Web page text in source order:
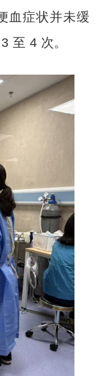
血症状并未缓
至 4 次。